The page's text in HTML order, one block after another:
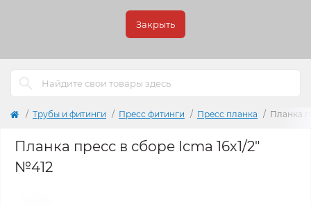
Закрыть
Трубы и фитинги Пресс фитинги Пресс планка Планка
Планка пресс в сборе Icma 16х1/2"
№412